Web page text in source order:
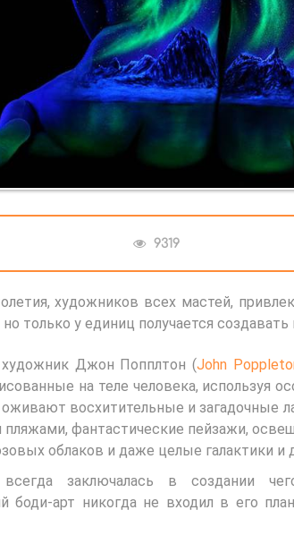
9319
художников всех мастей,
только у единиц получается
Джон Попплтон (John
на теле человека, используя
восхитительные и загадочные
пляжами, фантастические пейзажи,
облаков и даже целые галактики и
заключалась в создании
боди-арт никогда не входил в его